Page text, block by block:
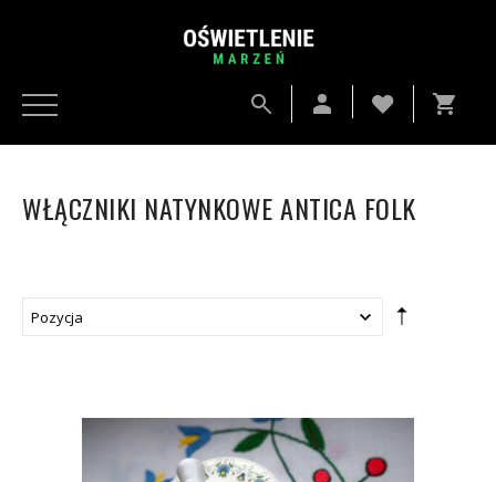
WŁĄCZNIKI NATYNKOWE ANTICA FOLK